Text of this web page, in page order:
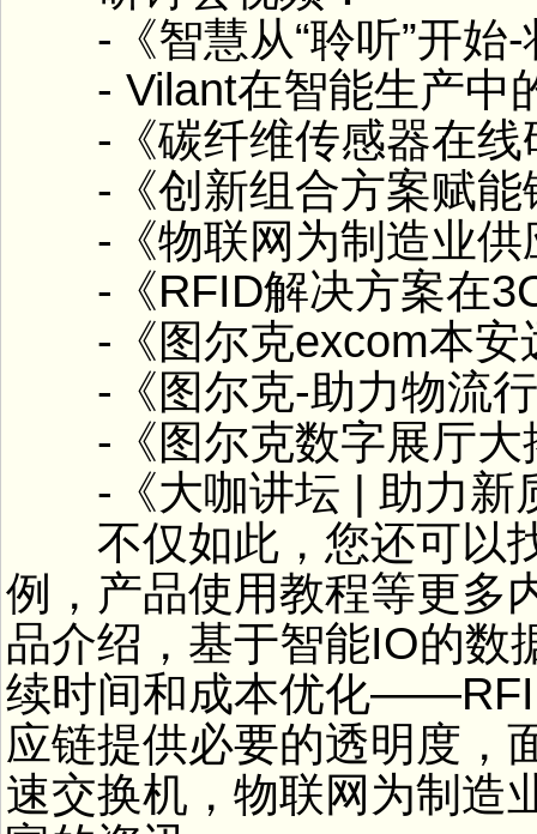
-《智慧从“聆听”开始-
- Vilant在智能生产中
-《碳纤维传感器在线
-《创新组合方案赋能
-《物联网为制造业供
-《RFID解决方案在
-《图尔克excom本安
-《图尔克-助力物流行
-《图尔克数字展厅大
-《大咖讲坛 | 助力新
不仅如此，您还可以找
例，产品使用教程等更多
品介绍，基于智能IO的数
续时间和成本优化
应链提供必要的透明度，
速交换机，物联网为制造